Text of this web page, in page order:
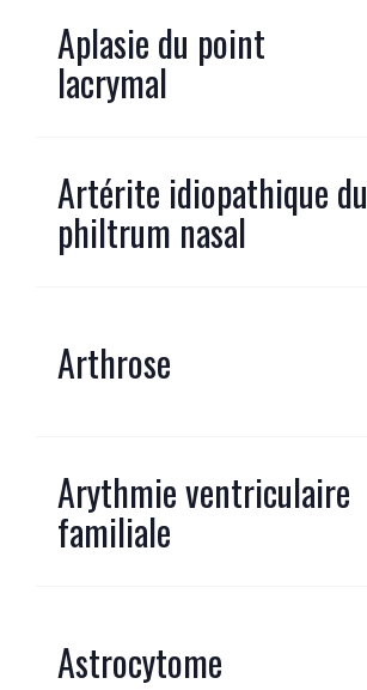
Aplasie du point
lacrymal
Artérite idiopathique du
philtrum nasal
Arthrose
Arythmie ventriculaire
familiale
Astrocytome